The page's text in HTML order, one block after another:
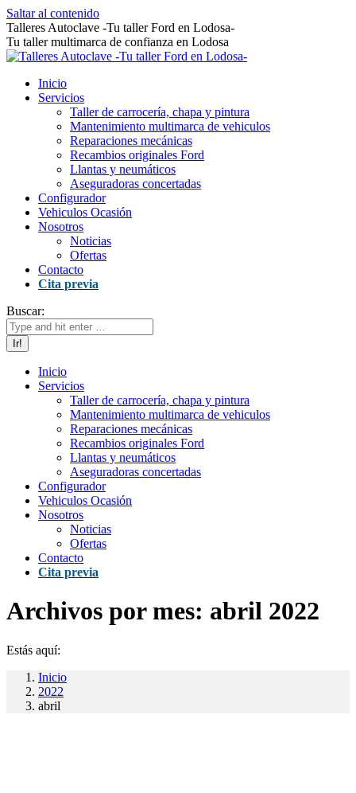
Saltar al contenido
Talleres Autoclave -Tu taller Ford en Lodosa-
Tu taller multimarca de confianza en Lodosa
Inicio
Servicios
Taller de carrocería, chapa y pintura
Mantenimiento multimarca de vehiculos
Reparaciones mecánicas
Recambios originales Ford
Llantas y neumáticos
Aseguradoras concertadas
Configurador
Vehiculos Ocasión
Nosotros
Noticias
Ofertas
Contacto
Cita previa
Buscar:
Inicio
Servicios
Taller de carrocería, chapa y pintura
Mantenimiento multimarca de vehiculos
Reparaciones mecánicas
Recambios originales Ford
Llantas y neumáticos
Aseguradoras concertadas
Configurador
Vehiculos Ocasión
Nosotros
Noticias
Ofertas
Contacto
Cita previa
Archivos por mes: abril 2022
Estás aquí:
Inicio
2022
abril